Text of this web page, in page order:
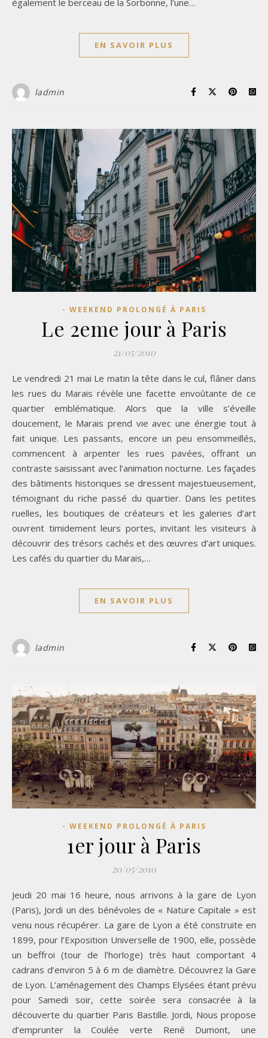
EN SAVOIR PLUS
ladmin
- WEEKEND PROLONGÉ À PARIS
Le 2eme jour à Paris
21/05/2010
Le vendredi 21 mai Le matin la tête dans le cul, flâner dans
les rues du Marais révèle une facette envoûtante de ce
quartier emblématique. Alors que la ville s’éveille
doucement, le Marais prend vie avec une énergie tout à
fait unique. Les passants, encore un peu ensommeillés,
commencent à arpenter les rues pavées, offrant un
contraste saisissant avec l’animation nocturne. Les façades
des bâtiments historiques se dressent majestueusement,
témoignant du riche passé du quartier. Dans les petites
ruelles, les boutiques de créateurs et les galeries d’art
ouvrent timidement leurs portes, invitant les visiteurs à
découvrir des trésors cachés et des œuvres d’art uniques.
Les cafés du quartier du Marais,…
EN SAVOIR PLUS
ladmin
- WEEKEND PROLONGÉ À PARIS
1er jour à Paris
20/05/2010
Jeudi 20 mai 16 heure, nous arrivons à la gare de Lyon
(Paris), Jordi un des bénévoles de « Nature Capitale » est
venu nous récupérer. La gare de Lyon a été construite en
1899, pour l’Exposition Universelle de 1900, elle, possède
un beffroi (tour de l’horloge) très haut comportant 4
cadrans d’environ 5 à 6 m de diamètre. Découvrez la Gare
de Lyon. L’aménagement des Champs Elysées étant prévu
pour Samedi soir, cette soirée sera consacrée à la
découverte du quartier Paris Bastille. Jordi, Nous propose
d’emprunter la Coulée verte René Dumont, une